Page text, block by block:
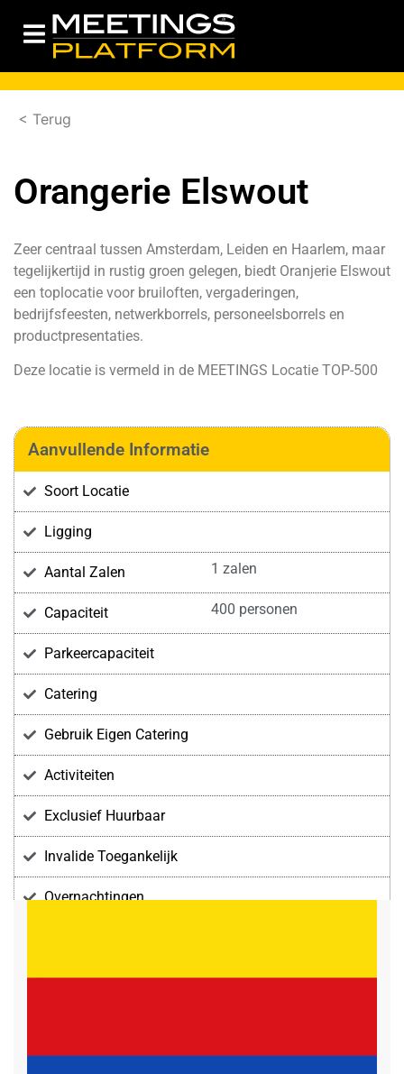
< Terug
Orangerie Elswout
Zeer centraal tussen Amsterdam, Leiden en Haarlem, maar
tegelijkertijd in rustig groen gelegen, biedt Oranjerie Elswout
een toplocatie voor bruiloften, vergaderingen,
bedrijfsfeesten, netwerkborrels, personeelsborrels en
productpresentaties.
Deze locatie is vermeld in de MEETINGS Locatie TOP-500
Aanvullende Informatie
Soort Locatie
Ligging
Aantal Zalen 1 zalen
Capaciteit 400 personen
Parkeercapaciteit
Catering
Gebruik Eigen Catering
Activiteiten
Exclusief Huurbaar
Invalide Toegankelijk
Overnachtingen